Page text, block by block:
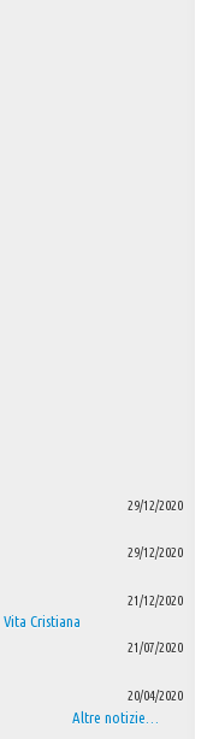
29/12/2020
29/12/2020
21/12/2020
Cristiana
21/07/2020
20/04/2020
Altre notizie…